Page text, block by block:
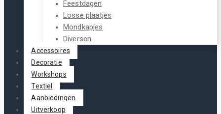
Feestdagen
Losse plaatjes
Mondkapjes
Diversen
Accessoires
Decoratie
Workshops
Textiel
Aanbiedingen
Uitverkoop